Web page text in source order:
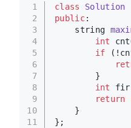
1
2
3
4
5
6
7
8
9
10
11
class Solution
public:
string
int
if
        }
int
return
    }
};